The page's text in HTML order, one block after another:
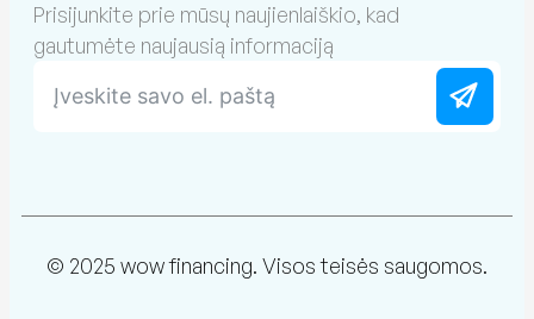
Prisijunkite prie mūsų naujienlaiškio, kad
gautumėte naujausią informaciją
© 2025 wow financing. Visos teisės saugomos.